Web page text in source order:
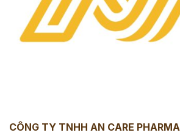
CÔNG TY TNHH AN CARE PHARMA